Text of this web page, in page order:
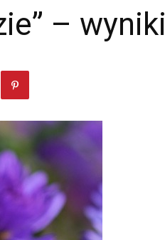
informacji
– wyniki